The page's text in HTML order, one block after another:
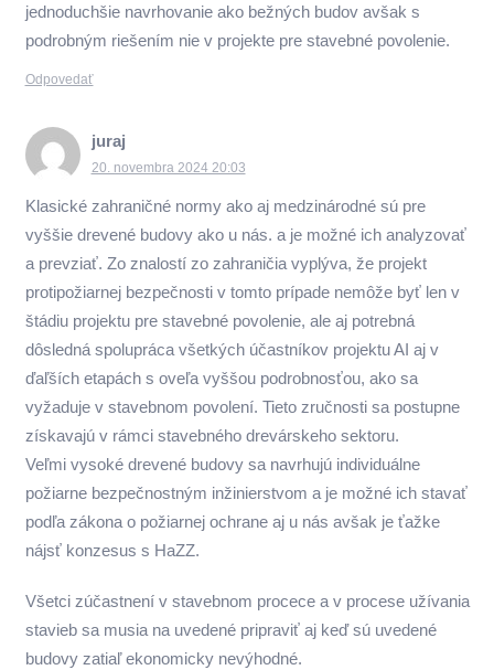
jednoduchšie navrhovanie ako bežných budov avšak s
podrobným riešením nie v projekte pre stavebné povolenie.
Odpovedať
juraj
20. novembra 2024 20:03
Klasické zahraničné normy ako aj medzinárodné sú pre
vyššie drevené budovy ako u nás. a je možné ich analyzovať
a prevziať. Zo znalostí zo zahraničia vyplýva, že projekt
protipožiarnej bezpečnosti v tomto prípade nemôže byť len v
štádiu projektu pre stavebné povolenie, ale aj potrebná
dôsledná spolupráca všetkých účastníkov projektu AI aj v
ďaľších etapách s oveľa vyššou podrobnosťou, ako sa
vyžaduje v stavebnom povolení. Tieto zručnosti sa postupne
získavajú v rámci stavebného drevárskeho sektoru.
Veľmi vysoké drevené budovy sa navrhujú individuálne
požiarne bezpečnostným inžinierstvom a je možné ich stavať
podľa zákona o požiarnej ochrane aj u nás avšak je ťažke
nájsť konzesus s HaZZ.
Všetci zúčastnení v stavebnom procece a v procese užívania
stavieb sa musia na uvedené pripraviť aj keď sú uvedené
budovy zatiaľ ekonomicky nevýhodné.